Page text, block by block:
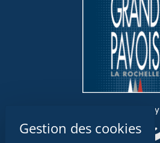
an event by